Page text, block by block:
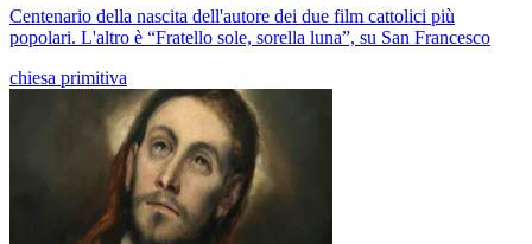
Centenario della nascita dell'autore dei due film cattolici più
popolari. L'altro è “Fratello sole, sorella luna”, su San Francesco
chiesa primitiva